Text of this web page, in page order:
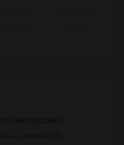
asociaciones
cannabis (40)